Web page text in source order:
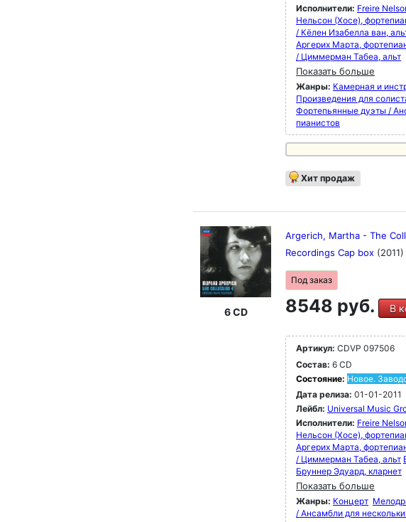
Исполнители: Freire
Нельсон (Хосе),
/ Кёлен Изабелла ван,
Аргерих Марта,
/ Циммерман Табеа, альт
Показать больше
Жанры: Камерная и
Произведения для
Фортепьянные дуэты /
пианистов
Хит продаж
6 CD
Argerich, Martha - The
Recordings Cap box (2011)
Под заказ
8548 руб. В
Артикул: CDVP 097506
Состав: 6 CD
Состояние: Новое.
Дата релиза: 01-01-2011
Лейбл: Universal Music
Исполнители: Freire
Нельсон (Хосе),
Аргерих Марта,
/ Циммерман Табеа, альт
Бруннер Эдуард, кларнет
Показать больше
Жанры: Концерт
/ Ансамбли для